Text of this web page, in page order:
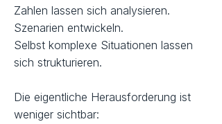
Zahlen lassen sich analysieren.
Szenarien entwickeln.
Selbst komplexe Situationen lassen
sich strukturieren.
Die eigentliche Herausforderung ist
weniger sichtbar: